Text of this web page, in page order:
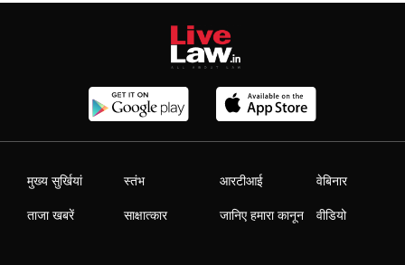
मुख्य सुर्खियां
ताजा खबरें
स्तंभ
साक्षात्कार
आरटीआई
जानिए हमारा कानून
वेबिनार
वीडियो